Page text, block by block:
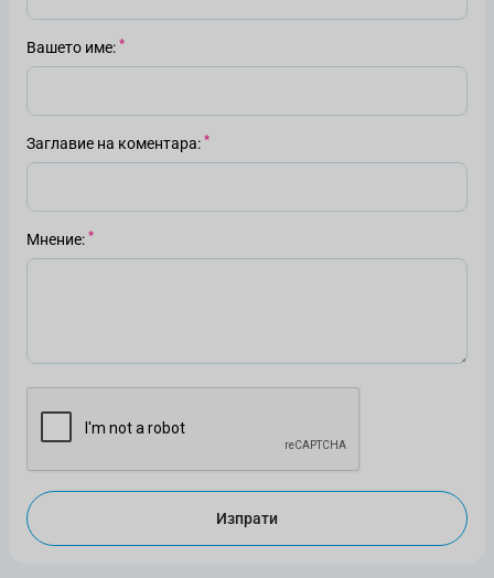
Вашето име
Заглавие на коментара
Мнение
Изпрати